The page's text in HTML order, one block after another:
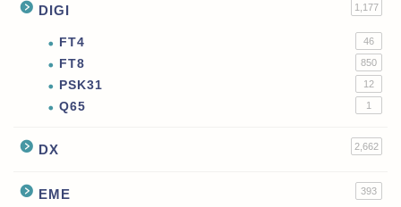
DIGI 1,177
FT4 46
FT8 850
PSK31 12
Q65 1
DX 2,662
EME 393